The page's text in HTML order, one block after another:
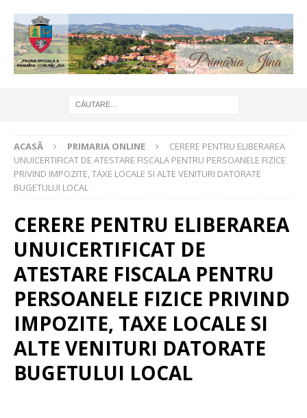
ACASĂ PRIMARIA ONLINE
CERERE PENTRU ELIBERAREA
UNUICERTIFICAT DE ATESTARE FISCALA PENTRU PERSOANELE FIZICE
PRIVIND IMPOZITE, TAXE LOCALE SI ALTE VENITURI DATORATE
BUGETULUI LOCAL
CERERE PENTRU ELIBERAREA
UNUICERTIFICAT DE
ATESTARE FISCALA PENTRU
PERSOANELE FIZICE PRIVIND
IMPOZITE, TAXE LOCALE SI
ALTE VENITURI DATORATE
BUGETULUI LOCAL